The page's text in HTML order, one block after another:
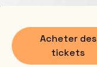
Acheter des
tickets